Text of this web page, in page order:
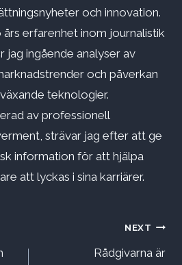
och innovation.
erfarenhet inom journalistik
jag ingående analyser av
och påverkan
teknologier.
av professionell
strävar jag efter att ge
information för att hjälpa
att lyckas i sina karriärer.
NEXT
Rådgivarna är